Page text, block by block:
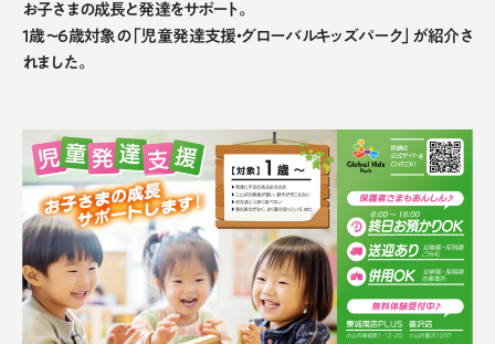
お子さまの成長と発達をサポート。
1歳〜6歳対象の「児童発達支援・グローバルキッズパーク」が紹介さ
れました。